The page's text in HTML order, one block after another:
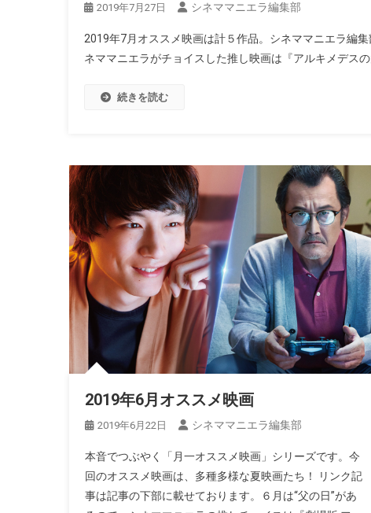
2019年7月27日 シネママニエラ編集部
2019年7月オススメ映画は計５作品。シネママニエラ編
ネママニエラがチョイスした推し映画は『アルキメデスの
続きを読む
2019年6月オススメ映画
2019年6月22日 シネママニエラ編集部
本音でつぶやく「月一オススメ映画」シリーズです。今
回のオススメ映画は、多種多様な夏映画たち！ リンク記
事は記事の下部に載せております。６月は“父の日”があ